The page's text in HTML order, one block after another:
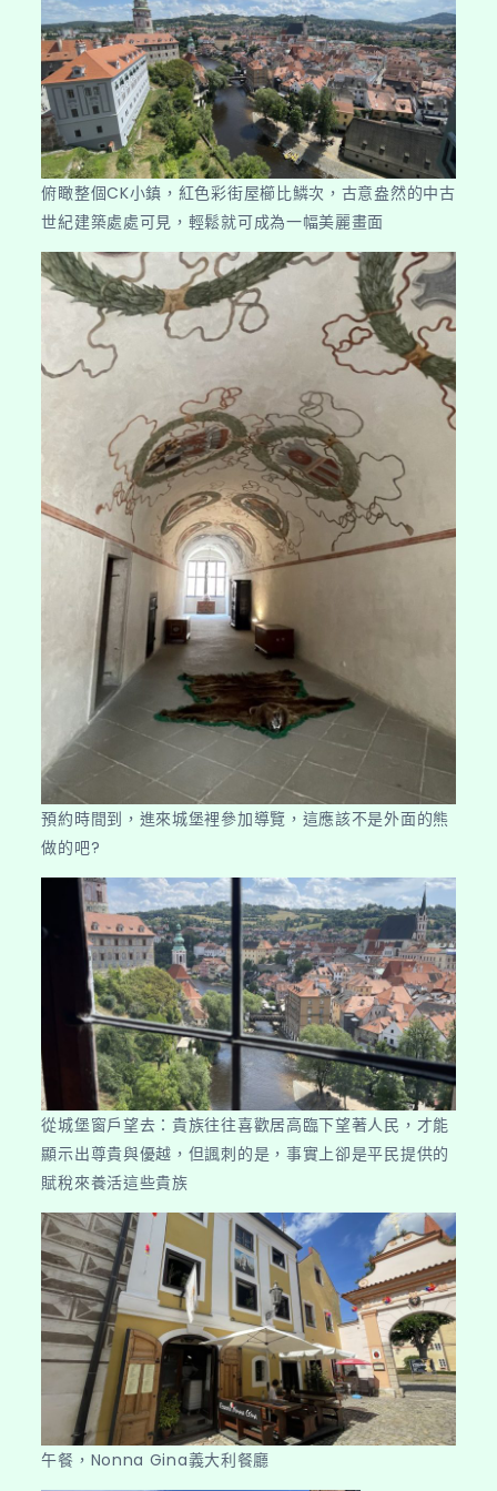
俯瞰整個CK小鎮，紅色彩街屋櫛比鱗次，古意盎然的中古
世紀建築處處可見，輕鬆就可成為一幅美麗畫面
預約時間到，進來城堡裡參加導覽，這應該不是外面的熊
做的吧?
從城堡窗戶望去：貴族往往喜歡居高臨下望著人民，才能
顯示出尊貴與優越，但諷刺的是，事實上卻是平民提供的
賦稅來養活這些貴族
午餐，Nonna Gina義大利餐廳